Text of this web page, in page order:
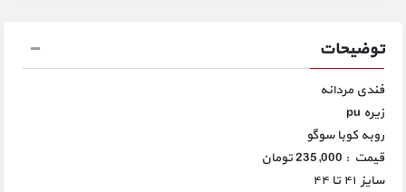
توضیحات
فندی مردانه
زیره pu
روبه کوبا سوگو
قیمت : 235,000 تومان
سایز ۴۱ تا ۴۴